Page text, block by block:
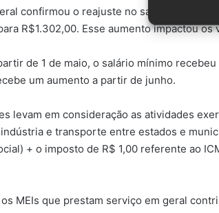
confirmou o reajuste no salário mínimo
R$1.302,00. Esse aumento impactou
de 1 de maio, o salário mínimo
um aumento a partir de junho.
levam em consideração as atividades
e transporte entre estados e
+ o imposto de R$ 1,00 referente ao
MEIs que prestam serviço em geral